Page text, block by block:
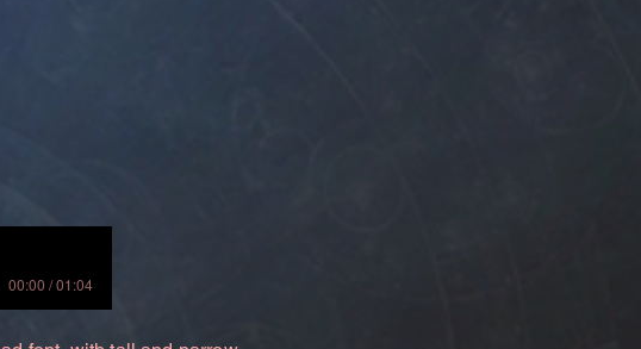
00:00 / 01:04